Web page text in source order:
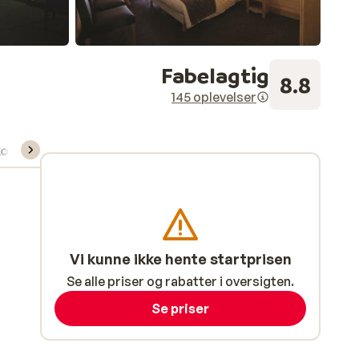
Fabelagtig
145 oplevelser 8.8
skileje/undervisning
Vi kunne ikke hente startprisen
Se alle priser og rabatter i oversigten.
Se priser